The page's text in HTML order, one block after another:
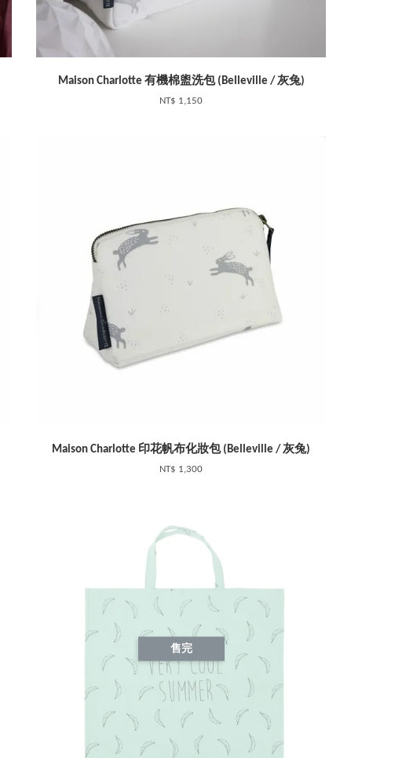
Maison Charlotte 有機棉盥洗包 (Belleville / 灰兔)
NT$ 1,150
Maison Charlotte 印花帆布化妝包 (Belleville / 灰兔)
NT$ 1,300
售完